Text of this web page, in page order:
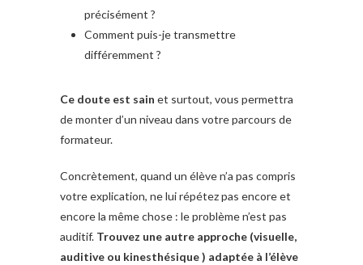
précisément ?
Comment puis-je transmettre
différemment ?
Ce doute est sain et surtout, vous permettra
de monter d’un niveau dans votre parcours de
formateur.
Concrètement, quand un élève n’a pas compris
votre explication, ne lui répétez pas encore et
encore la même chose : le problème n’est pas
auditif. Trouvez une autre approche (visuelle,
auditive ou kinesthésique ) adaptée à l’élève